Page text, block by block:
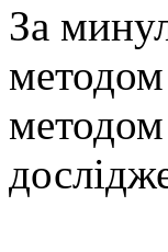
За